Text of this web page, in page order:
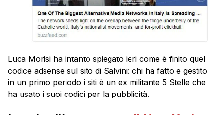
Luca Morisi ha intanto spiegato ieri come è finito quel
codice adsense sul sito di Salvini: chi ha fatto e gestito
in un primo periodo i siti è un ex militante 5 Stelle che
ha usato i suoi codici per la pubblicità.